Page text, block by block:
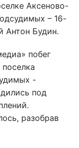
Аксеново-
– 16-
Антон Будин.
побег
-
под
разобрав